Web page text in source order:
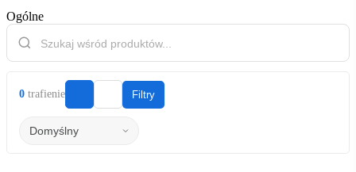
Ogólne
0 trafienie Filtry